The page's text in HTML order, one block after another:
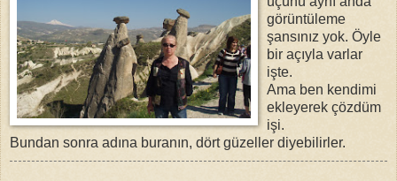
görüntüleme
şansınız yok. Öyle
bir açıyla varlar
işte.
Ama ben kendimi
ekleyerek çözdüm
işi.
Bundan sonra adına buranın, dört güzeller diyebilirler.